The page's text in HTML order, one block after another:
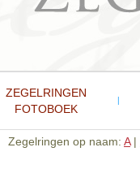
ZEGELRINGEN
FOTOBOEK
Zegelringen op naam: A|